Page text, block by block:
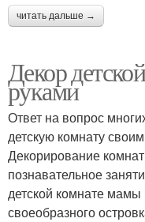
читать дальше →
Декор
руками
Ответ на вопрос
детскую комнату
Декорирование
познавательное
детской комнате
своеобразного